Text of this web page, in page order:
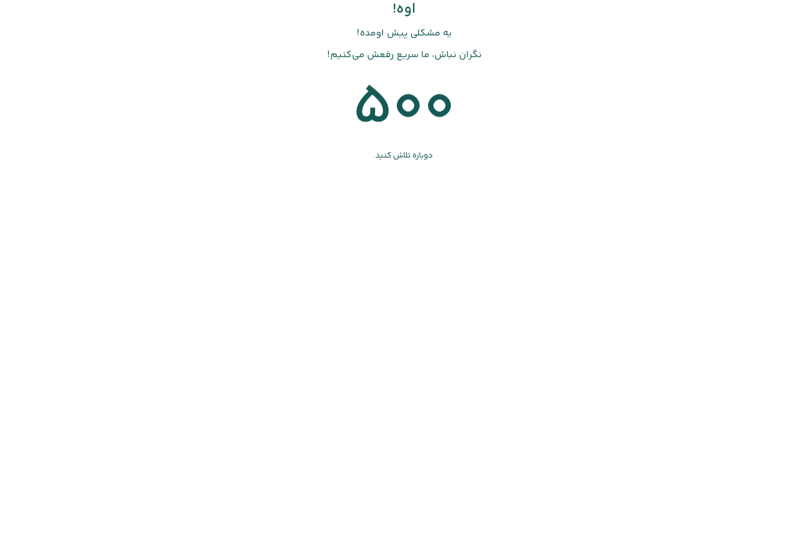
اوه!
یه مشکلی پیش اومده!
نگران نباش، ما سریع رفعش می‌کنیم!
500
دوباره تلاش کنید